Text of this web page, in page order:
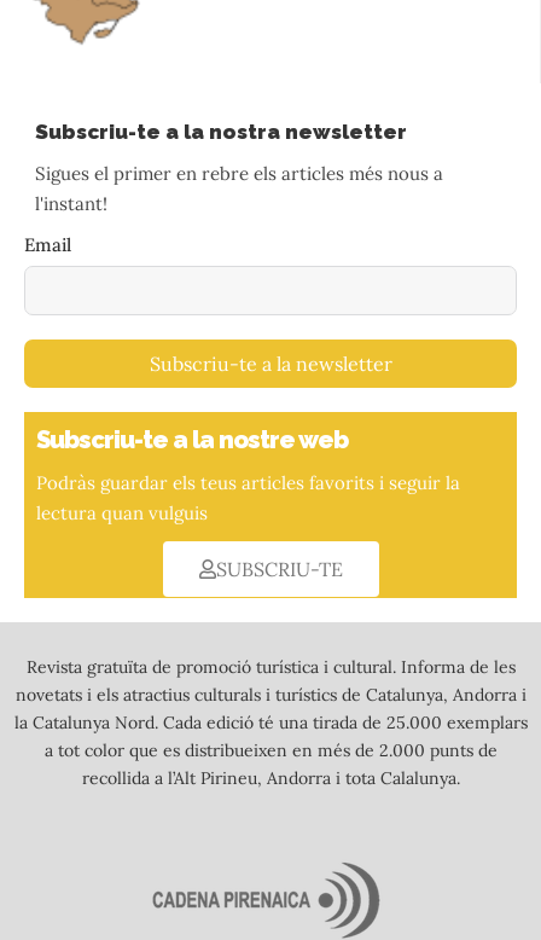
Subscriu-te a la nostra newsletter
Sigues el primer en rebre els articles més nous a
l'instant!
Email
Subscriu-te a la newsletter
Subscriu-te a la nostre web
Podràs guardar els teus articles favorits i seguir la
lectura quan vulguis
SUBSCRIU-TE
Revista gratuïta de promoció turística i cultural. Informa de les
novetats i els atractius culturals i turístics de Catalunya, Andorra i
la Catalunya Nord. Cada edició té una tirada de 25.000 exemplars
a tot color que es distribueixen en més de 2.000 punts de
recollida a l’Alt Pirineu, Andorra i tota Calalunya.